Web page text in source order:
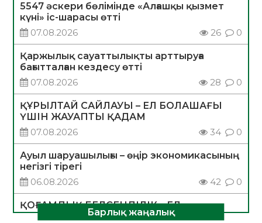
5547 әскери бөлімінде «Алғашқы қызмет
күні» іс-шарасы өтті
07.08.2026
26 0
Қаржылық сауаттылықты арттыруға
бағытталған кездесу өтті
07.08.2026
28 0
ҚҰРЫЛТАЙ САЙЛАУЫ – ЕЛ БОЛАШАҒЫ
ҮШІН ЖАУАПТЫ ҚАДАМ
07.08.2026
34 0
Ауыл шаруашылығы – өңір экономикасының
негізгі тірегі
06.08.2026
42 0
ҚОҒАМДЫҚ БЕЛСЕНДІЛІК – ЕЛ
ДАМУЫНЫҢ НЕГІЗІБарлық жаңалық